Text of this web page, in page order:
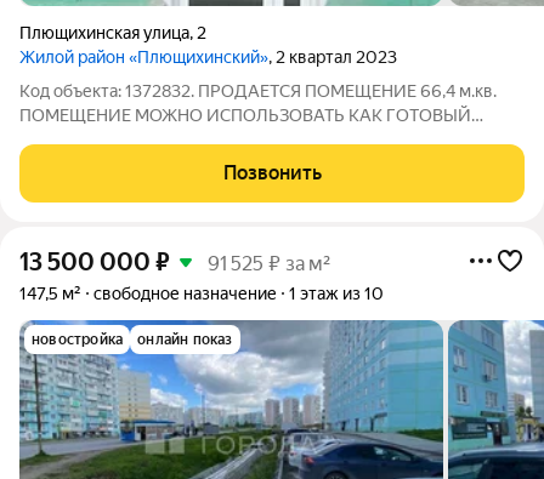
Плющихинская улица, 2
Жилой район «Плющихинский», 2 квартал 2023
Код объекта: 1372832. ПРОДАЕТСЯ ПОМЕЩЕНИЕ 66,4 м.кв.
ПОМЕЩЕНИЕ МОЖНО ИСПОЛЬЗОВАТЬ КАК ГОТОВЫЙ
арендаторов. Заключен договор аренды с маркетплейсом
OZON, на площадь 40,1 м.кв. МАП 70 000, коммунальные
Позвонить
13 500 000 ₽ 91 525 ₽ за м²
147,5 м² свободное назначение 1 этаж из 10
новостройка онлайн показ